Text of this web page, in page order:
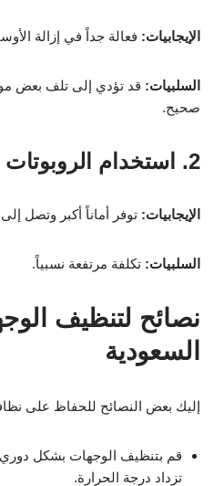
الإيجابيات: فعالة جداً في إزالة
السلبيات: قد تؤدي إلى تلف بعض
صحيح.
2. استخدام الروبوتات
الإيجابيات: توفر أماناً أكبر وتصل
السلبيات: تكلفة مرتفعة نسبياً.
نصائح لتنظيف
السعودية
إليك بعض النصائح للحفاظ على
قم بتنظيف الوجهات بشكل
تزداد درجة الحرارة.